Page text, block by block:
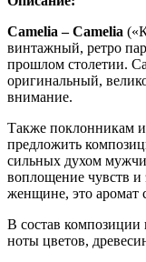
Camelia – Camelia
винтажный, ретро
прошлом столетии.
оригинальный,
внимание.
Также поклонникам
предложить
сильных духом
воплощение чувств
женщине, это аромат
В состав
ноты цветов,